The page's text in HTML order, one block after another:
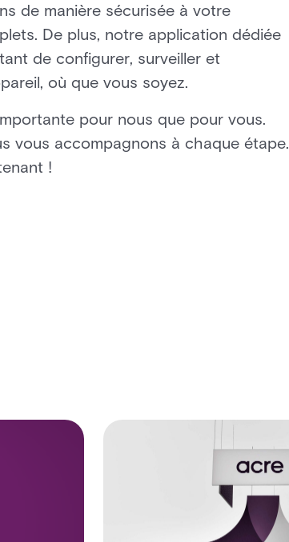
de manière sécurisée à votre
De plus, notre application dédiée
de configurer, surveiller et
où que vous soyez.
pour nous que pour vous.
vous accompagnons à chaque étape.
!